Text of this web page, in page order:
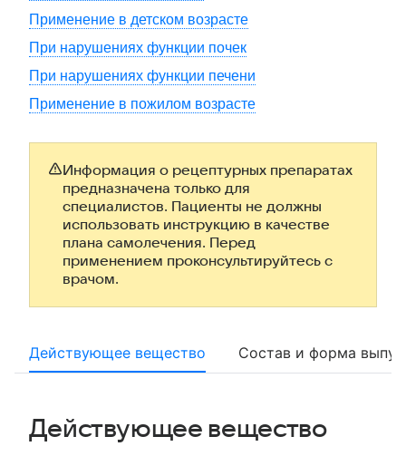
Применение в детском возрасте
При нарушениях функции почек
При нарушениях функции печени
Применение в пожилом возрасте
Информация о рецептурных препаратах
предназначена только для
специалистов. Пациенты не должны
использовать инструкцию в качестве
плана самолечения. Перед
применением проконсультируйтесь с
врачом.
Действующее вещество Состав и форма
Действующее вещество